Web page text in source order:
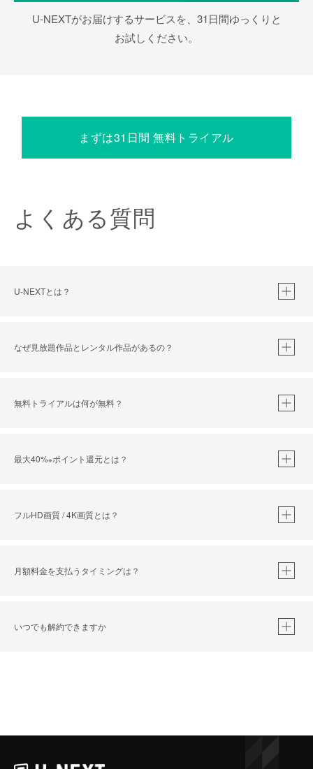
U-NEXTがお届けするサービスを、31日間ゆっくりと
お試しください。
まずは31日間 無料トライアル
よくある質問
U-NEXTとは？
なぜ見放題作品とレンタル作品があるの？
無料トライアルは何が無料？
最大40%※ポイント還元とは？
※40％ポイント還元の対象は、クレジットカード決済による作品の購入 / レンタルです。
iOSアプリのUコイン決済による作品の購入 / レンタルは、20％のポイント還元です。
フルHD画質 / 4K画質とは？
月額料金を支払うタイミングは？
いつでも解約できますか